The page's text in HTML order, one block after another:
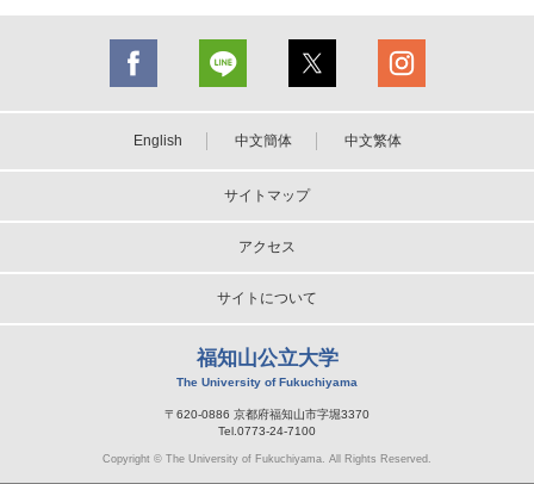
English 中文簡体 中文繁体
サイトマップ
アクセス
サイトについて
福知山公立大学
The University of Fukuchiyama
〒620-0886 京都府福知山市字堀3370
Tel.0773-24-7100
Copyright © The University of Fukuchiyama. All Rights Reserved.